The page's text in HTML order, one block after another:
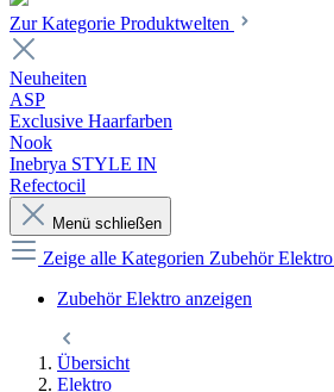
Zur Kategorie Produktwelten
Neuheiten
ASP
Exclusive Haarfarben
Nook
Inebrya STYLE IN
Refectocil
Menü schließen
Zeige alle Kategorien Zubehör Elektro
Zubehör Elektro anzeigen
Übersicht
Elektro